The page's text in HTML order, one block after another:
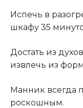
Испечь в
шкафу 35
Достать из
извлечь из
Манник всегда
роскошным.